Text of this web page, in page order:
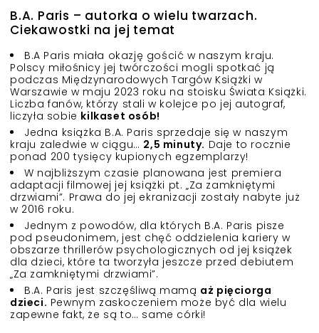
B.A. Paris – autorka o wielu twarzach.
Ciekawostki na jej temat
B.A Paris miała okazję gościć w naszym kraju.
Polscy miłośnicy jej twórczości mogli spotkać ją
podczas Międzynarodowych Targów Książki w
Warszawie w maju 2023 roku na stoisku Świata Książki.
Liczba fanów, którzy stali w kolejce po jej autograf,
liczyła sobie kilkaset osób!
Jedna książka B.A. Paris sprzedaje się w naszym
kraju zaledwie w ciągu… 2,5 minuty. Daje to rocznie
ponad 200 tysięcy kupionych egzemplarzy!
W najbliższym czasie planowana jest premiera
adaptacji filmowej jej książki pt. „Za zamkniętymi
drzwiami”. Prawa do jej ekranizacji zostały nabyte już
w 2016 roku.
Jednym z powodów, dla których B.A. Paris pisze
pod pseudonimem, jest chęć oddzielenia kariery w
obszarze thrillerów psychologicznych od jej książek
dla dzieci, które ta tworzyła jeszcze przed debiutem
„Za zamkniętymi drzwiami”.
B.A. Paris jest szczęśliwą mamą aż pięciorga
dzieci. Pewnym zaskoczeniem może być dla wielu
zapewne fakt, że są to… same córki!